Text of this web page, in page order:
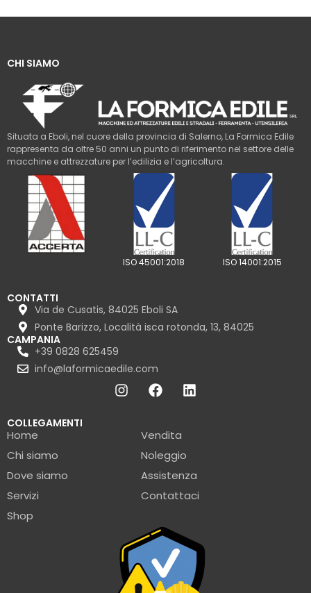
CHI SIAMO
Situata a Eboli, nel cuore della provincia di Salerno, La Formica Edile
rappresenta da oltre 50 anni un punto di riferimento nel settore delle
macchine e attrezzature per l’edilizia e l’agricoltura.
ISO 45001:2018 ISO 14001:2015
CONTATTI
Via de Cusatis, 84025 Eboli SA
Ponte Barizzo, Località isca rotonda, 13, 84025
CAMPANIA
+39 0828 625459
info@laformicaedile.com
COLLEGAMENTI
Home
Chi siamo
Dove siamo
Servizi
Shop
Vendita
Noleggio
Assistenza
Contattaci